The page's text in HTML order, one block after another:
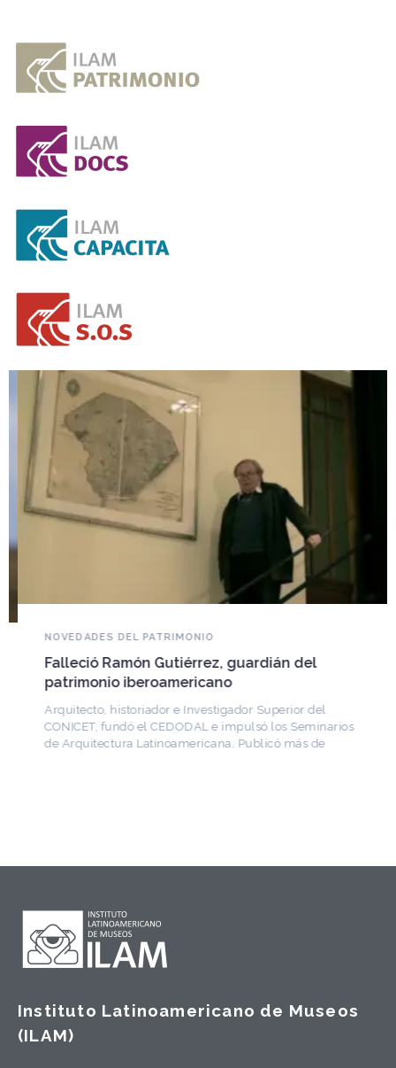
NOVEDADES DEL PATRIMONIO
Falleció Ramón Gutiérrez, guardián del
patrimonio iberoamericano
Arquitecto, historiador e Investigador Superior del
CONICET, fundó el CEDODAL e impulsó los Seminarios
de Arquitectura Latinoamericana. Publicó más de
Instituto Latinoamericano de Museos
(ILAM)